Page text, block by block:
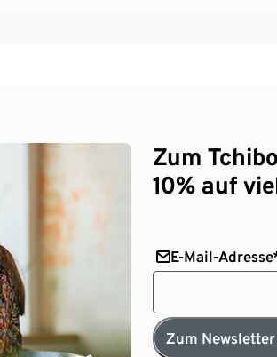
Zum
10% auf
E-Mail-
Zum